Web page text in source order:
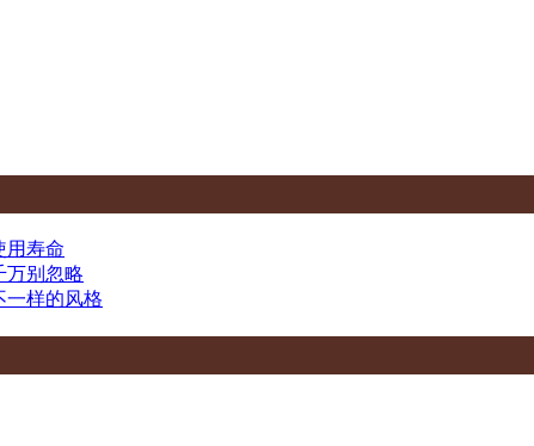
用寿命
万别忽略
一样的风格